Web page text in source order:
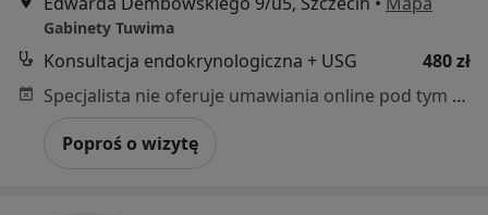
Gabinety Tuwima
Konsultacja endokrynologiczna + USG
480 zł
Specjalista nie oferuje umawiania online pod tym adresem.
Poproś o wizytę